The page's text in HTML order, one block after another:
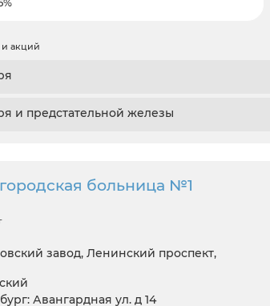
и акций
и предстательной железы
больница №1
завод, Ленинский проспект,
Авангардная ул. д 14